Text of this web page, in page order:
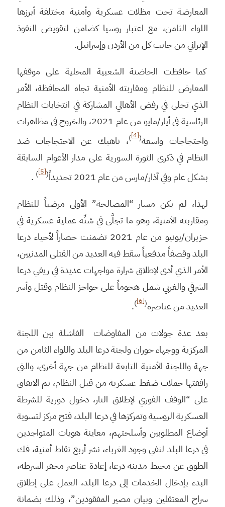
المعارضة تحت مظلات عسكرية وأمنية مختلفة أبرزها
اللواء الثامن، مع اعتبار روسيا كضامن لتقويض النفوذ
الإيراني من جانب كل من الأردن وإسرائيل.
كما حافظت الحاضنة الشعبية المحلية على موقفها
المعارض للنظام ومقاربته الأمنية تجاه المحافظة، الأمر
الذي تجلى في رفض الأهالي المشاركة في انتخابات النظام
الرئاسية في أيار/مايو من عام 2021، والخروج في مظاهرات
واحتجاجات واسعة(
[4]
)، ناهيك عن الاحتجاجات ضد
النظام في ذكرى الثورة السورية على مدار الأعوام السابقة
بشكل عام وفي آذار/مارس من عام 2021 تحديداً
(
[5]
)
.
لهذا، لم يكن مسار “المصالحة” الأولى مرضياً للنظام
ومقاربته الأمنية، وهو ما تجلَّى في شنِّه عملية عسكرية في
حزيران/يونيو من عام 2021 تضمنت حصاراً لأحياء درعا
البلد وقصفاً مدفعياً سقط فيه العديد من القتلى المدنيين،
الأمر الذي أدى لإطلاق شرارة مواجهات عديدة في ريفي درعا
الشرقي والغربي شمل هجوماً على حواجز النظام وقتل وأسر
العديد من عناصره(
[6]
)
.
بعد عدة جولات من المفاوضات الفاشلة بين اللجنة
المركزية ووجهاء حوران ولجنة درعا البلد واللواء الثامن من
جهة واللجنة الأمنية التابعة للنظام من جهة أخرى، والتي
رافقتها حملات ضغط عسكرية من قبل النظام، تم الاتفاق
على “الوقف الفوري لإطلاق النار، دخول دورية للشرطة
العسكرية الروسية وتمركزها في درعا البلد، فتح مركز لتسوية
أوضاع المطلوبين وأسلحتهم، معاينة هويات المتواجدين
في درعا البلد لنفي وجود الغرباء، نشر أربع نقاط أمنية، فك
الطوق عن محيط مدينة درعا، إعادة عناصر مخفر الشرطة،
البدء بإدخال الخدمات إلى درعا البلد، العمل على إطلاق
سراح المعتقلين وبيان مصير المفقودين”، وذلك بضمانة